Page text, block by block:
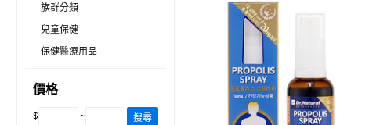
族群分類
兒童保健
保健醫療用品
價格
$ ~ 搜尋